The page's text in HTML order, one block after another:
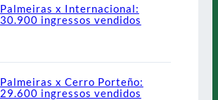
Palmeiras x Internacional:
30.900 ingressos vendidos
Palmeiras x Cerro Porteño:
29.600 ingressos vendidos